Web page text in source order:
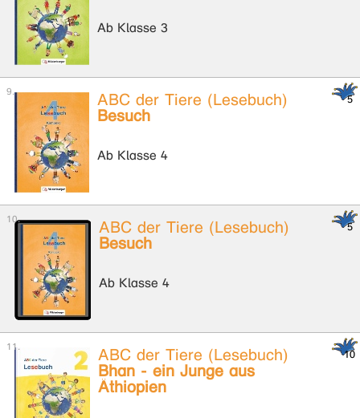
Ab Klasse 3
ABC der Tiere (Lesebuch)
Besuch
Ab Klasse 4
ABC der Tiere (Lesebuch)
Besuch
Ab Klasse 4
ABC der Tiere (Lesebuch)
Bhan - ein Junge aus
Äthiopien